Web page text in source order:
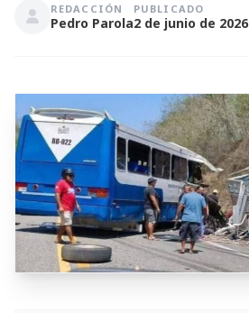
REDACCIÓN
Pedro Parola
PUBLICADO
2 de junio de 2026